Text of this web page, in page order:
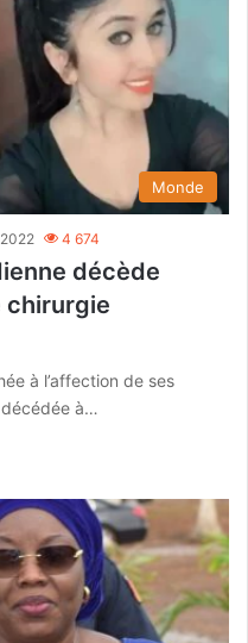
Monde
4 674
décède
chirurgie
à l’affection de ses
décédée à…